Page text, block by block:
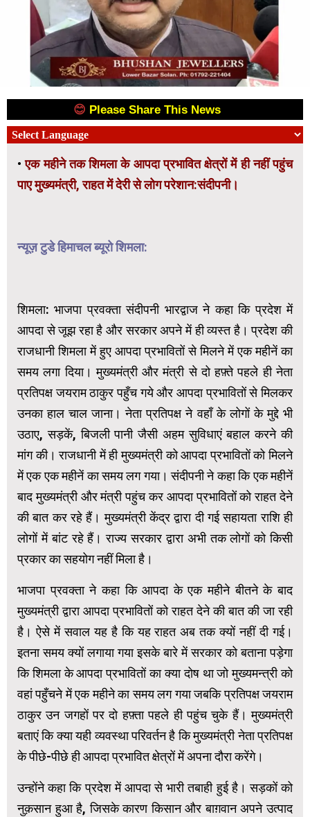
😊 Please Share This News
•एक महीने तक शिमला के आपदा प्रभावित क्षेत्रों में ही नहीं पहुंच
पाए मुख्यमंत्री, राहत में देरी से लोग परेशान:संदीपनी।
न्यूज़ टुडे हिमाचल ब्यूरो शिमला:
शिमला: भाजपा प्रवक्ता संदीपनी भारद्वाज ने कहा कि प्रदेश में
आपदा से जूझ रहा है और सरकार अपने में ही व्यस्त है। प्रदेश की
राजधानी शिमला में हुए आपदा प्रभावितों से मिलने में एक महीनें का
समय लगा दिया। मुख्यमंत्री और मंत्री से दो हफ़्ते पहले ही नेता
प्रतिपक्ष जयराम ठाकुर पहुँच गये और आपदा प्रभावितों से मिलकर
उनका हाल चाल जाना। नेता प्रतिपक्ष ने वहाँ के लोगों के मुद्दे भी
उठाए, सड़कें, बिजली पानी जैसी अहम सुविधाएं बहाल करने की
मांग की। राजधानी में ही मुख्यमंत्री को आपदा प्रभावितों को मिलने
में एक एक महीनें का समय लग गया। संदीपनी ने कहा कि एक महीनें
बाद मुख्यमंत्री और मंत्री पहुंच कर आपदा प्रभावितों को राहत देने
की बात कर रहे हैं। मुख्यमंत्री केंद्र द्वारा दी गई सहायता राशि ही
लोगों में बांट रहे हैं। राज्य सरकार द्वारा अभी तक लोगों को किसी
प्रकार का सहयोग नहीं मिला है।
भाजपा प्रवक्ता ने कहा कि आपदा के एक महीने बीतने के बाद
मुख्यमंत्री द्वारा आपदा प्रभावितों को राहत देने की बात की जा रही
है। ऐसे में सवाल यह है कि यह राहत अब तक क्यों नहीं दी गई।
इतना समय क्यों लगाया गया इसके बारे में सरकार को बताना पड़ेगा
कि शिमला के आपदा प्रभावितों का क्या दोष था जो मुख्यमन्त्री को
वहां पहुँचने में एक महीने का समय लग गया जबकि प्रतिपक्ष जयराम
ठाकुर उन जगहों पर दो हफ़्ता पहले ही पहुंच चुके हैं। मुख्यमंत्री
बताएं कि क्या यही व्यवस्था परिवर्तन है कि मुख्यमंत्री नेता प्रतिपक्ष
के पीछे-पीछे ही आपदा प्रभावित क्षेत्रों में अपना दौरा करेंगे।
उन्होंने कहा कि प्रदेश में आपदा से भारी तबाही हुई है। सड़कों को
नुक़सान हुआ है, जिसके कारण किसान और बाग़वान अपने उत्पाद